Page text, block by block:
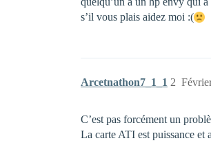
s’il vous plais aidez moi :(
Arcetnathon7_1_1 2
C’est pas forcément un
La carte ATI est puissance et